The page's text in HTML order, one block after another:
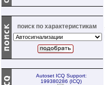
поиск по характеристикам
Autoset ICQ Support:
199380286 (ICQ)